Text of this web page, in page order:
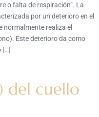
o falta de respiración”. La
por un deterioro en el
normalmente realiza el
Este deterioro da como
[…]
del cuello